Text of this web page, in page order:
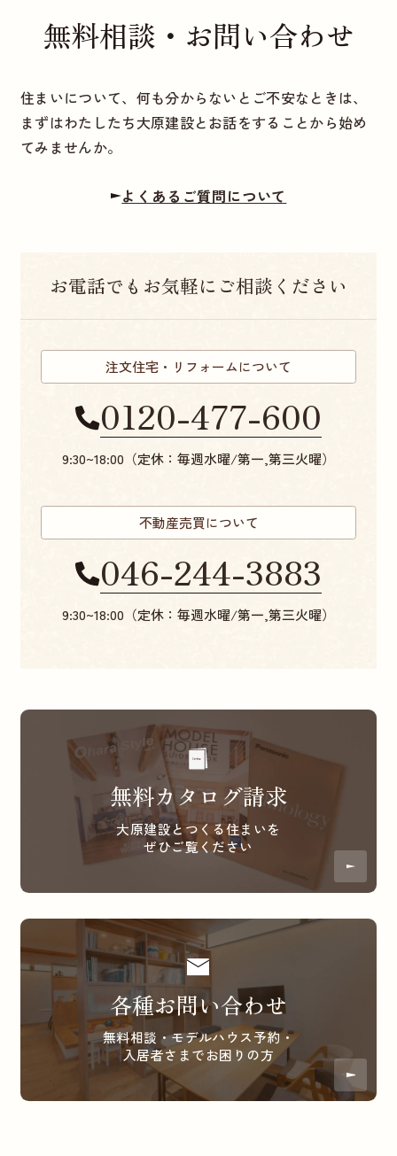
無料相談・お問い合わせ
住まいについて、何も分からないとご不安なときは、
まずはわたしたち大原建設とお話をすることから始め
てみませんか。
よくあるご質問について
お電話でもお気軽にご相談ください
注文住宅・リフォームについて
0120-477-600
9:30~18:00（定休：毎週水曜/第一,第三火曜）
不動産売買について
046-244-3883
9:30~18:00（定休：毎週水曜/第一,第三火曜）
無料カタログ請求
大原建設とつくる住まいを
ぜひご覧ください
各種お問い合わせ
無料相談・モデルハウス予約・
入居者さまでお困りの方